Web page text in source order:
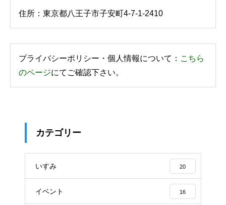
住所：東京都八王子市子安町4-7-1-2410
プライバシーポリシー・個人情報について： こちら
のページにてご確認下さい。
カテゴリー
いすみ 20
イベント 16